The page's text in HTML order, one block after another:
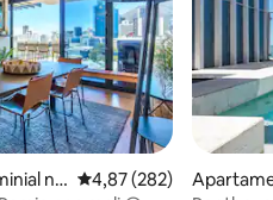
në Vlerësimi mesatar 4,87
4,87 (282)